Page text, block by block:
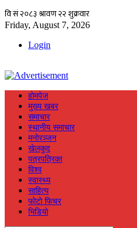
Friday, August 7, 2026
Login
हाेमपेज
मुख्य खबर
समाचार
स्थानीय समाचार
मनाेरञ्जन
खेलकुद
पत्रपत्रिका
विश्व
स्वास्थ्य
साहित्य
फाेटाे फिचर
भिडियाे